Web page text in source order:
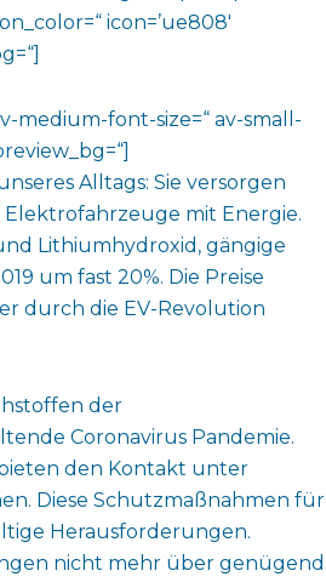
icon=’ue808′
medium-font-size=“ av-small-
Alltags: Sie versorgen
Elektrofahrzeuge mit Energie.
Lithiumhydroxid, gängige
um fast 20%. Die Preise
durch die EV-Revolution
der
Coronavirus Pandemie.
den Kontakt unter
Diese Schutzmaßnahmen für
Herausforderungen.
nicht mehr über genügend